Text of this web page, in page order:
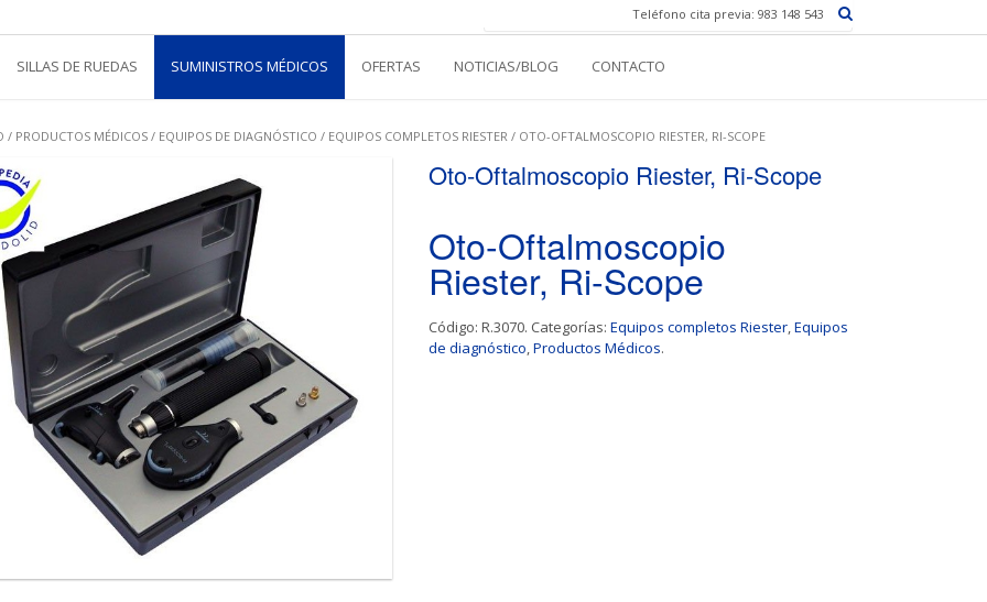
Teléfono cita previa: 983 148 543
SILLAS DE RUEDAS SUMINISTROS MÉDICOS OFERTAS NOTICIAS/BLOG CONTACTO
/ PRODUCTOS MÉDICOS / EQUIPOS DE DIAGNÓSTICO / EQUIPOS COMPLETOS RIESTER / OTO-OFTALMOSCOPIO RIESTER, RI-SCOPE
Oto-Oftalmoscopio Riester, Ri-Scope
Oto-Oftalmoscopio
Riester, Ri-Scope
Código: R.3070. Categorías: Equipos completos Riester, Equipos
de diagnóstico Productos Médicos.